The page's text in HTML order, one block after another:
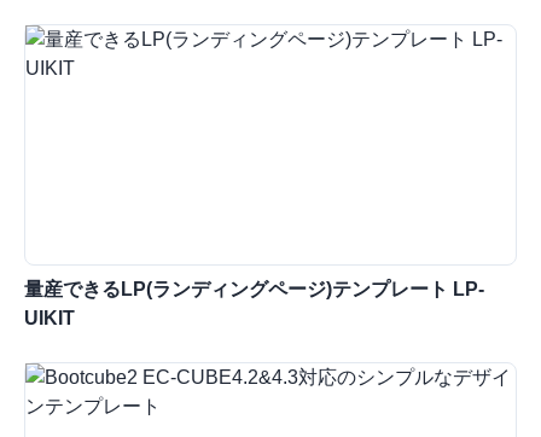
量産できるLP(ランディングページ)テンプレート LP-
UIKIT